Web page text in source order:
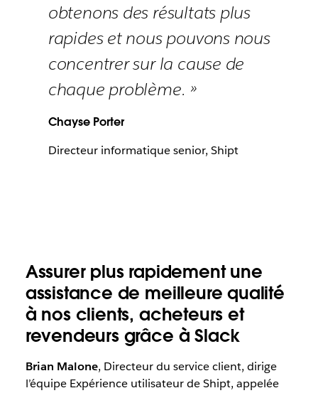
obtenons des résultats plus
rapides et nous pouvons nous
concentrer sur la cause de
chaque problème. »
Chayse Porter
Directeur informatique senior, Shipt
Assurer plus rapidement une
assistance de meilleure qualité
à nos clients, acheteurs et
revendeurs grâce à Slack
Brian Malone, Directeur du service client, dirige
l’équipe Expérience utilisateur de Shipt, appelée